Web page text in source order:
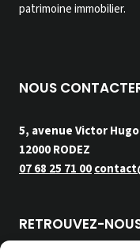
patrimoine immobilier.
NOUS
5, avenue Victor Hugo
12000 RODEZ
07 68 25 71 00
RETROUVEZ-